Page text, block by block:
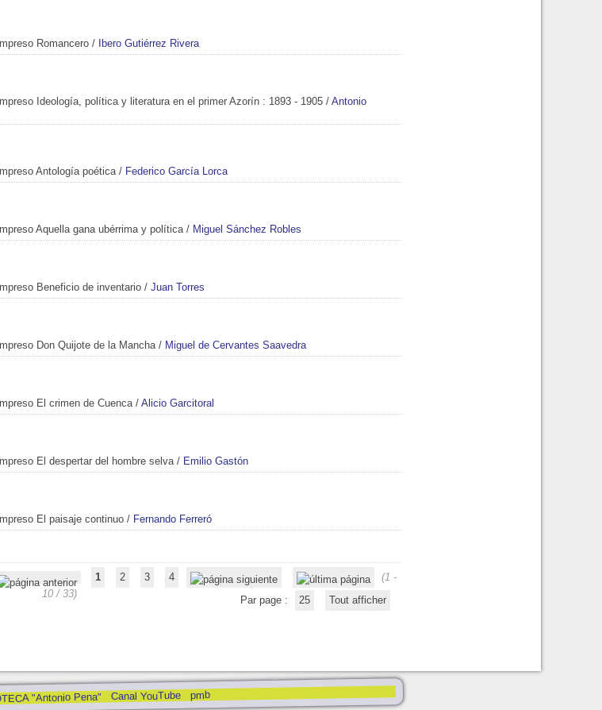
Romancero / Ibero Gutiérrez Rivera
Ideología, política y literatura en el primer Azorín : 1893 - 1905 / Antonio
Antología poética / Federico García Lorca
Aquella gana ubérrima y política / Miguel Sánchez Robles
Beneficio de inventario / Juan Torres
Don Quijote de la Mancha / Miguel de Cervantes Saavedra
El crimen de Cuenca / Alicio Garcitoral
El despertar del hombre selva / Emilio Gastón
El paisaje continuo / Fernando Ferreró
1 2 3 4
(1 -
10 / 33)
Par page : 25 Tout afficher
"Antonio Pena" Canal YouTube pmb